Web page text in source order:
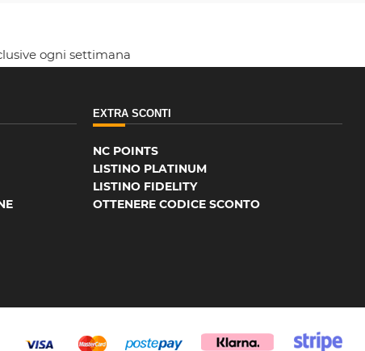
ogni settimana
EXTRA SCONTI
NC POINTS
LISTINO PLATINUM
LISTINO FIDELITY
OTTENERE CODICE SCONTO